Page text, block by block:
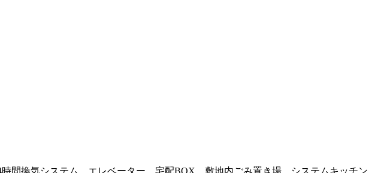
換気システム、エレベーター、宅配BOX、敷地内ごみ置き場、システムキッチン、